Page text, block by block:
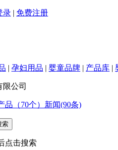
录 | 免费注册
| 孕妇用品 | 婴童品牌 | 产品库 |
公司
品（70个） 新闻(90条)
点击搜索